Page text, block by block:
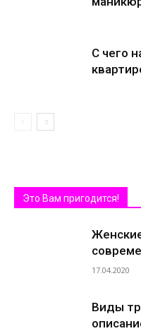
С чего
Это Вам пригодится!
17.04.2020
Виды